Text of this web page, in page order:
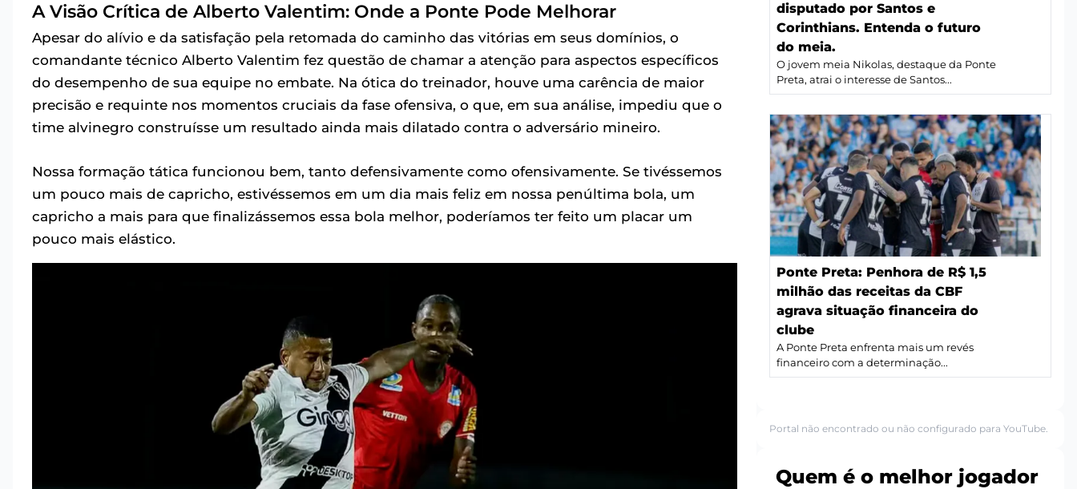
A Visão Crítica de Alberto Valentim: Onde a Ponte Pode Melhorar
Apesar do alívio e da satisfação pela retomada do caminho das vitórias em seus domínios, o
comandante técnico Alberto Valentim fez questão de chamar a atenção para aspectos específicos
do desempenho de sua equipe no embate. Na ótica do treinador, houve uma carência de maior
precisão e requinte nos momentos cruciais da fase ofensiva, o que, em sua análise, impediu que o
time alvinegro construísse um resultado ainda mais dilatado contra o adversário mineiro.
Nossa formação tática funcionou bem, tanto defensivamente como ofensivamente. Se tivéssemos
um pouco mais de capricho, estivéssemos em um dia mais feliz em nossa penúltima bola, um
capricho a mais para que finalizássemos essa bola melhor, poderíamos ter feito um placar um
pouco mais elástico.
disputado por Santos e
Corinthians. Entenda o futuro
do meia.
O jovem meia Nikolas, destaque da Ponte
Preta, atrai o interesse de Santos...
Ponte Preta: Penhora de R$ 1,5
milhão das receitas da CBF
agrava situação financeira do
clube
A Ponte Preta enfrenta mais um revés
financeiro com a determinação...
Portal não encontrado ou não configurado para YouTube.
Quem é o melhor jogador